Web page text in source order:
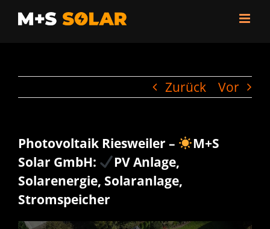
Zum
Inhalt
Zurück Vor
Photovoltaik Riesweiler –
M+S
Solar GmbH:
PV Anlage,
Solarenergie, Solaranlage,
Stromspeicher